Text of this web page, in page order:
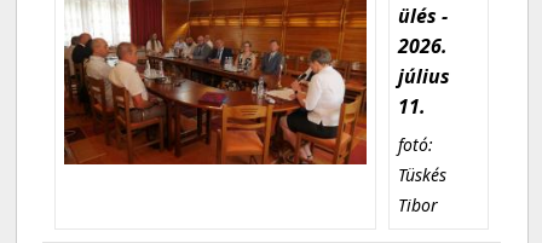
ülés -
2026.
július
11.
fotó:
Tüskés
Tibor